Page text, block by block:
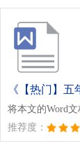
《【热门】五
将本文的Word
推荐度：